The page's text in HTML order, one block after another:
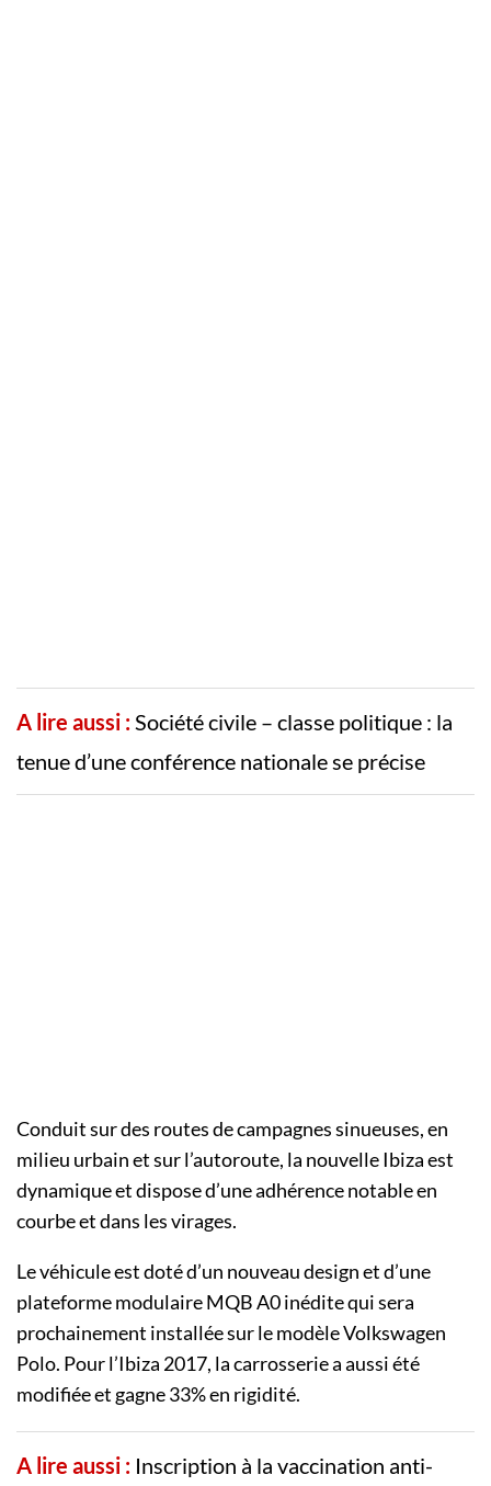
A lire aussi :Société civile – classe politique : la
tenue d’une conférence nationale se précise
Conduit sur des routes de campagnes sinueuses, en
milieu urbain et sur l’autoroute, la nouvelle Ibiza est
dynamique et dispose d’une adhérence notable en
courbe et dans les virages.
Le véhicule est doté d’un nouveau design et d’une
plateforme modulaire MQB A0 inédite qui sera
prochainement installée sur le modèle Volkswagen
Polo. Pour l’Ibiza 2017, la carrosserie a aussi été
modifiée et gagne 33% en rigidité.
A lire aussi : Inscription à la vaccination anti-